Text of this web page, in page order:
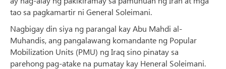
tao sa pagkamartir ni General Soleimani.
Nagbigay din siya ng parangal kay Abu Mahdi al-
Muhandis, ang pangalawang komandante ng Popular
Mobilization Units (PMU) ng Iraq sino pinatay sa
parehong pag-atake na pumatay kay Heneral Soleimani.